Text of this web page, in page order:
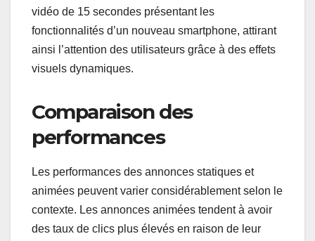
vidéo de 15 secondes présentant les
fonctionnalités d’un nouveau smartphone, attirant
ainsi l’attention des utilisateurs grâce à des effets
visuels dynamiques.
Comparaison des
performances
Les performances des annonces statiques et
animées peuvent varier considérablement selon le
contexte. Les annonces animées tendent à avoir
des taux de clics plus élevés en raison de leur